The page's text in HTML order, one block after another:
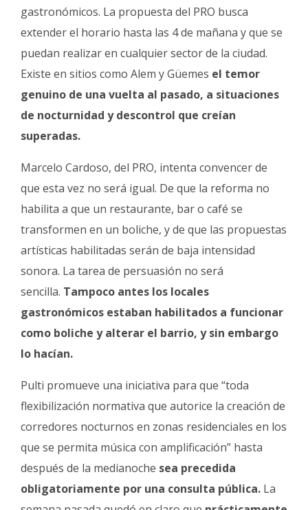
gastronómicos. La propuesta del PRO busca
extender el horario hasta las 4 de mañana y que se
puedan realizar en cualquier sector de la ciudad.
Existe en sitios como Alem y Güemes el temor
genuino de una vuelta al pasado, a situaciones
de nocturnidad y descontrol que creían
superadas.
Marcelo Cardoso, del PRO, intenta convencer de
que esta vez no será igual. De que la reforma no
habilita a que un restaurante, bar o café se
transformen en un boliche, y de que las propuestas
artísticas habilitadas serán de baja intensidad
sonora. La tarea de persuasión no será
sencilla. Tampoco antes los locales
gastronómicos estaban habilitados a funcionar
como boliche y alterar el barrio, y sin embargo
lo hacían.
Pulti promueve una iniciativa para que “toda
flexibilización normativa que autorice la creación de
corredores nocturnos en zonas residenciales en los
que se permita música con amplificación” hasta
después de la medianoche sea precedida
obligatoriamente por una consulta pública. La